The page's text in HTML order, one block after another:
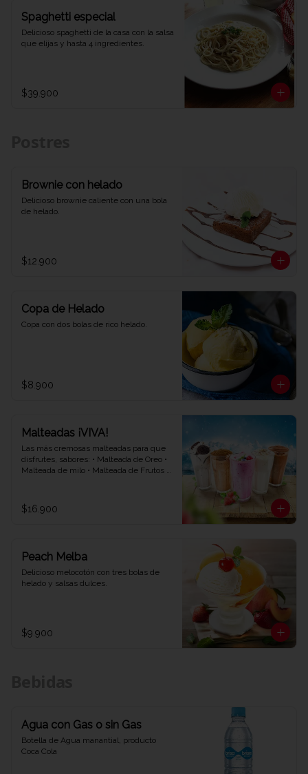
Spaghetti especial
Delicioso spaghetti de la casa con la salsa
que elijas y hasta 4 ingredientes.
$39.900
Brownie con helado
Delicioso brownie caliente con una bola
de helado.
$12.900
Copa de Helado
Copa con dos bolas de rico helado.
$8.900
Malteadas ¡VIVA!
Las más cremosas malteadas para que
disfrutes, sabores: • Malteada de Oreo •
Malteada de milo • Malteada de Frutos
$16.900
Peach Melba
Delicioso melocotón con tres bolas de
helado y salsas dulces.
$9.900
Agua con Gas o sin Gas
Botella de Agua manantial, producto
Coca Cola